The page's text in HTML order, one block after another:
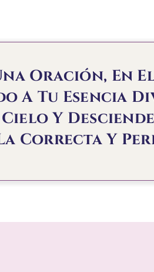
Oración, En
A Tu Esencia
Y
La Correcta Y